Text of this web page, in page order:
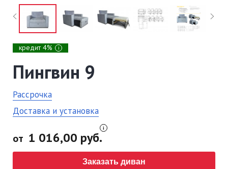
кредит 4% i
Пингвин 9
Рассрочка
Доставка и установка
от 1 016,00 руб.
Заказать диван